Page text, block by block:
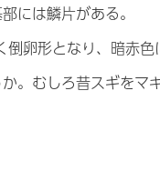
には鱗片がある。
卵形となり、暗赤色
。むしろ昔スギを